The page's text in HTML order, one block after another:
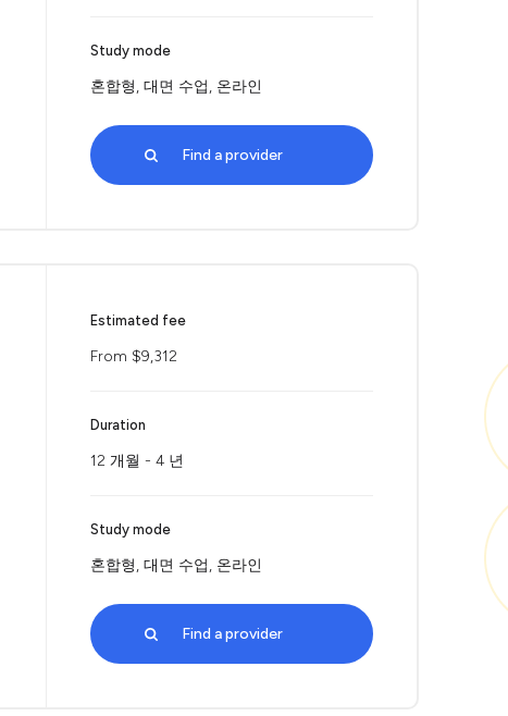
Study mode
혼합형, 대면 수업, 온라인
Find a provider
Estimated fee
From $9,312
Duration
12 개월 - 4 년
Study mode
혼합형, 대면 수업, 온라인
Find a provider